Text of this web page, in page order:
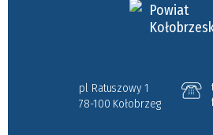
Powiat
pl Ratuszowy 1
78-100 Kołobrzeg